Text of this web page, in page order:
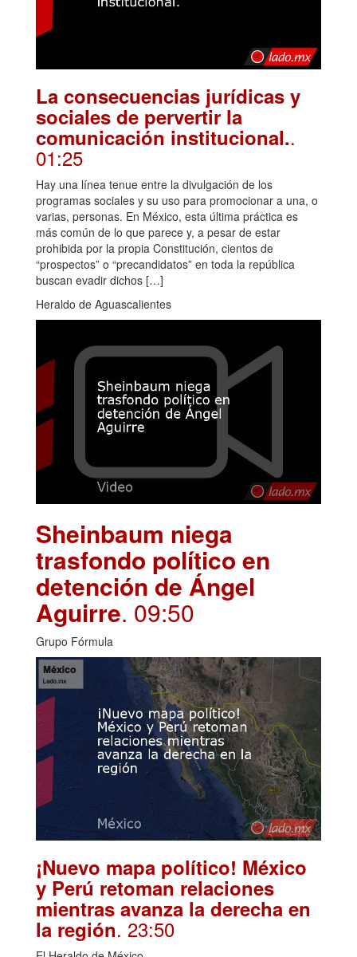
La consecuencias jurídicas y
sociales de pervertir la
comunicación institucional..
01:25
Hay una línea tenue entre la divulgación de los
programas sociales y su uso para promocionar a una, o
varias, personas. En México, esta última práctica es
más común de lo que parece y, a pesar de estar
prohibida por la propia Constitución, cientos de
“prospectos” o “precandidatos” en toda la república
buscan evadir dichos […]
Heraldo de Aguascalientes
Sheinbaum niega
trasfondo político en
detención de Ángel
Aguirre. 09:50
Grupo Fórmula
¡Nuevo mapa político! México
y Perú retoman relaciones
mientras avanza la derecha en
la región. 23:50